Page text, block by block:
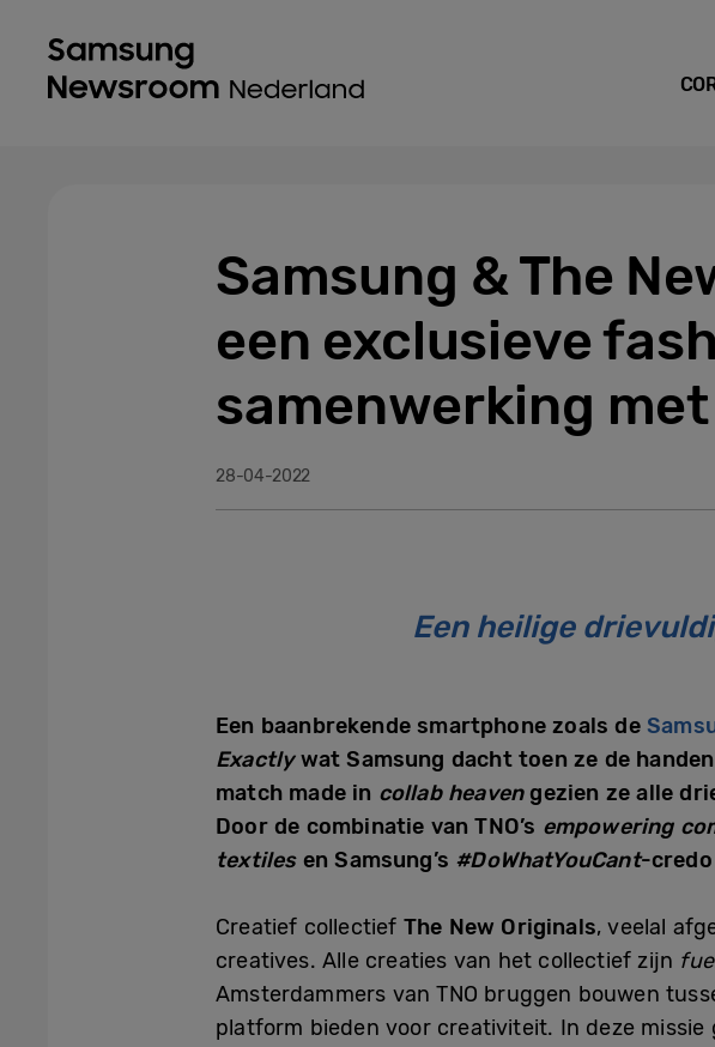
Samsung & The
een exclusieve
samenwerking met
28-04-2022
Een heilige
Een baanbrekende smartphone zoals de
Exactlywat Samsung dacht toen ze de
match made in collab heavengezien ze alle
Door de combinatie van TNO’s empowering
textilesen Samsung’s #DoWhatYouCant-
Creatief collectief The New Originals, veelal
creatives. Alle creaties van het collectief zijn
Amsterdammers van TNO bruggen bouwen
platform bieden voor creativiteit. In deze missie